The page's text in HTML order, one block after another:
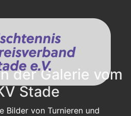
der Galerie vom
Stade
Bilder von Turnieren und